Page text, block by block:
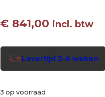
€ 841,00 incl. btw
Levertijd 3-6 weken
3 op voorraad